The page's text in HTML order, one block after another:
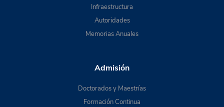
Infraestructura
Autoridades
Memorias Anuales
Admisión
Doctorados y Maestrías
Formación Continua